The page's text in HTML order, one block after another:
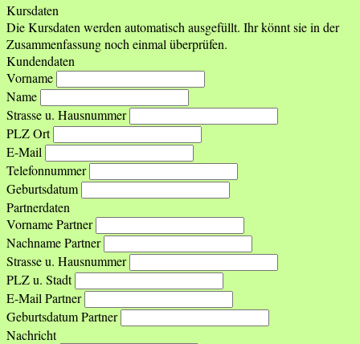
Kursdaten
Die Kursdaten werden automatisch ausgefüllt. Ihr könnt sie in der
Zusammenfassung noch einmal überprüfen.
Kundendaten
Vorname
Name
Strasse u. Hausnummer
PLZ Ort
E-Mail
Telefonnummer
Geburtsdatum
Partnerdaten
Vorname Partner
Nachname Partner
Strasse u. Hausnummer
PLZ u. Stadt
E-Mail Partner
Geburtsdatum Partner
Nachricht